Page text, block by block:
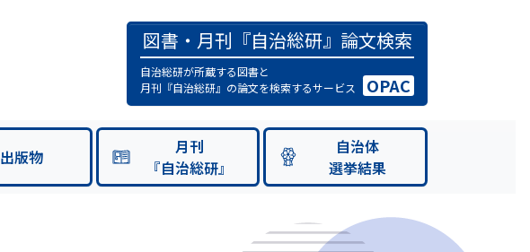
図書・月刊『自治総研』論文検索
自治総研が所蔵する図書と
月刊『自治総研』の論文を検索するサービス
OPAC
出版物
月刊
『自治総研』
自治体
選挙結果